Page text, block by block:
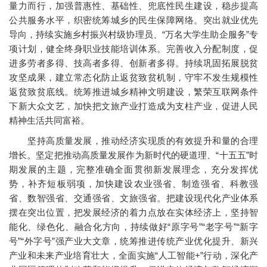
量力而行，加强普惠性、基础性、兜底性民生建设，稳步提高
公共服务水平，织密统筹城乡的民生保障网络。突出就业优先
导向，持续实施乡村振兴村级协理员、“万名大学生助企服务”专
项计划，健全终身职业技能培训体系。完善收入分配制度，促
进多劳者多得、技高者多得、创新者多得。持续巩固拓展脱贫
攻坚成果，建立常态化防止返贫致贫机制，守牢不发生规模性
返贫致贫底线。统筹推进城乡精神文明建设，繁荣互联网条件
下新大众文艺，加快把文旅产业打造成为支柱产业，促进人民
精神生活共同富裕。
坚持高质量发展，推动经济实现质的有效提升和量的合理
增长。坚定把推动高质量发展作为新时代的硬道理、“十五五”时
期发展的主题，完整准确全面贯彻新发展理念，充分发挥优
势，补齐短板弱项，加快建设农业强省、制造强省、科教强
省、数智强省、交通强省、文旅强省。把建设现代化产业体系
摆在突出位置，把发展经济的着力点放在实体经济上，坚持智
能化、绿色化、融合化方向，持续做好“原字号”“老字号”“新字
号”“外字号”强产业大文章，统筹推进传统产业优化提升、新兴
产业和未来产业培育壮大，全面实施“人工智能+”行动，深化产